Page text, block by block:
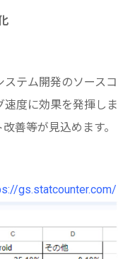
テム開発のソースコ
度に効果を発揮しま
善等が見込めます。
gs.statcounter.com/